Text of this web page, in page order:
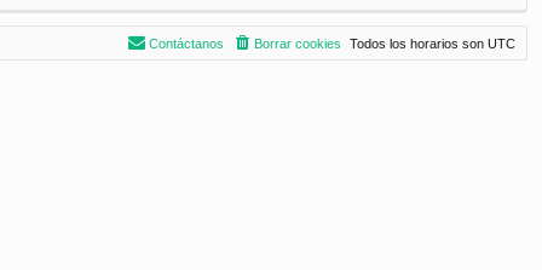
Todos los horarios son UTC
Borrar cookies
Contáctanos